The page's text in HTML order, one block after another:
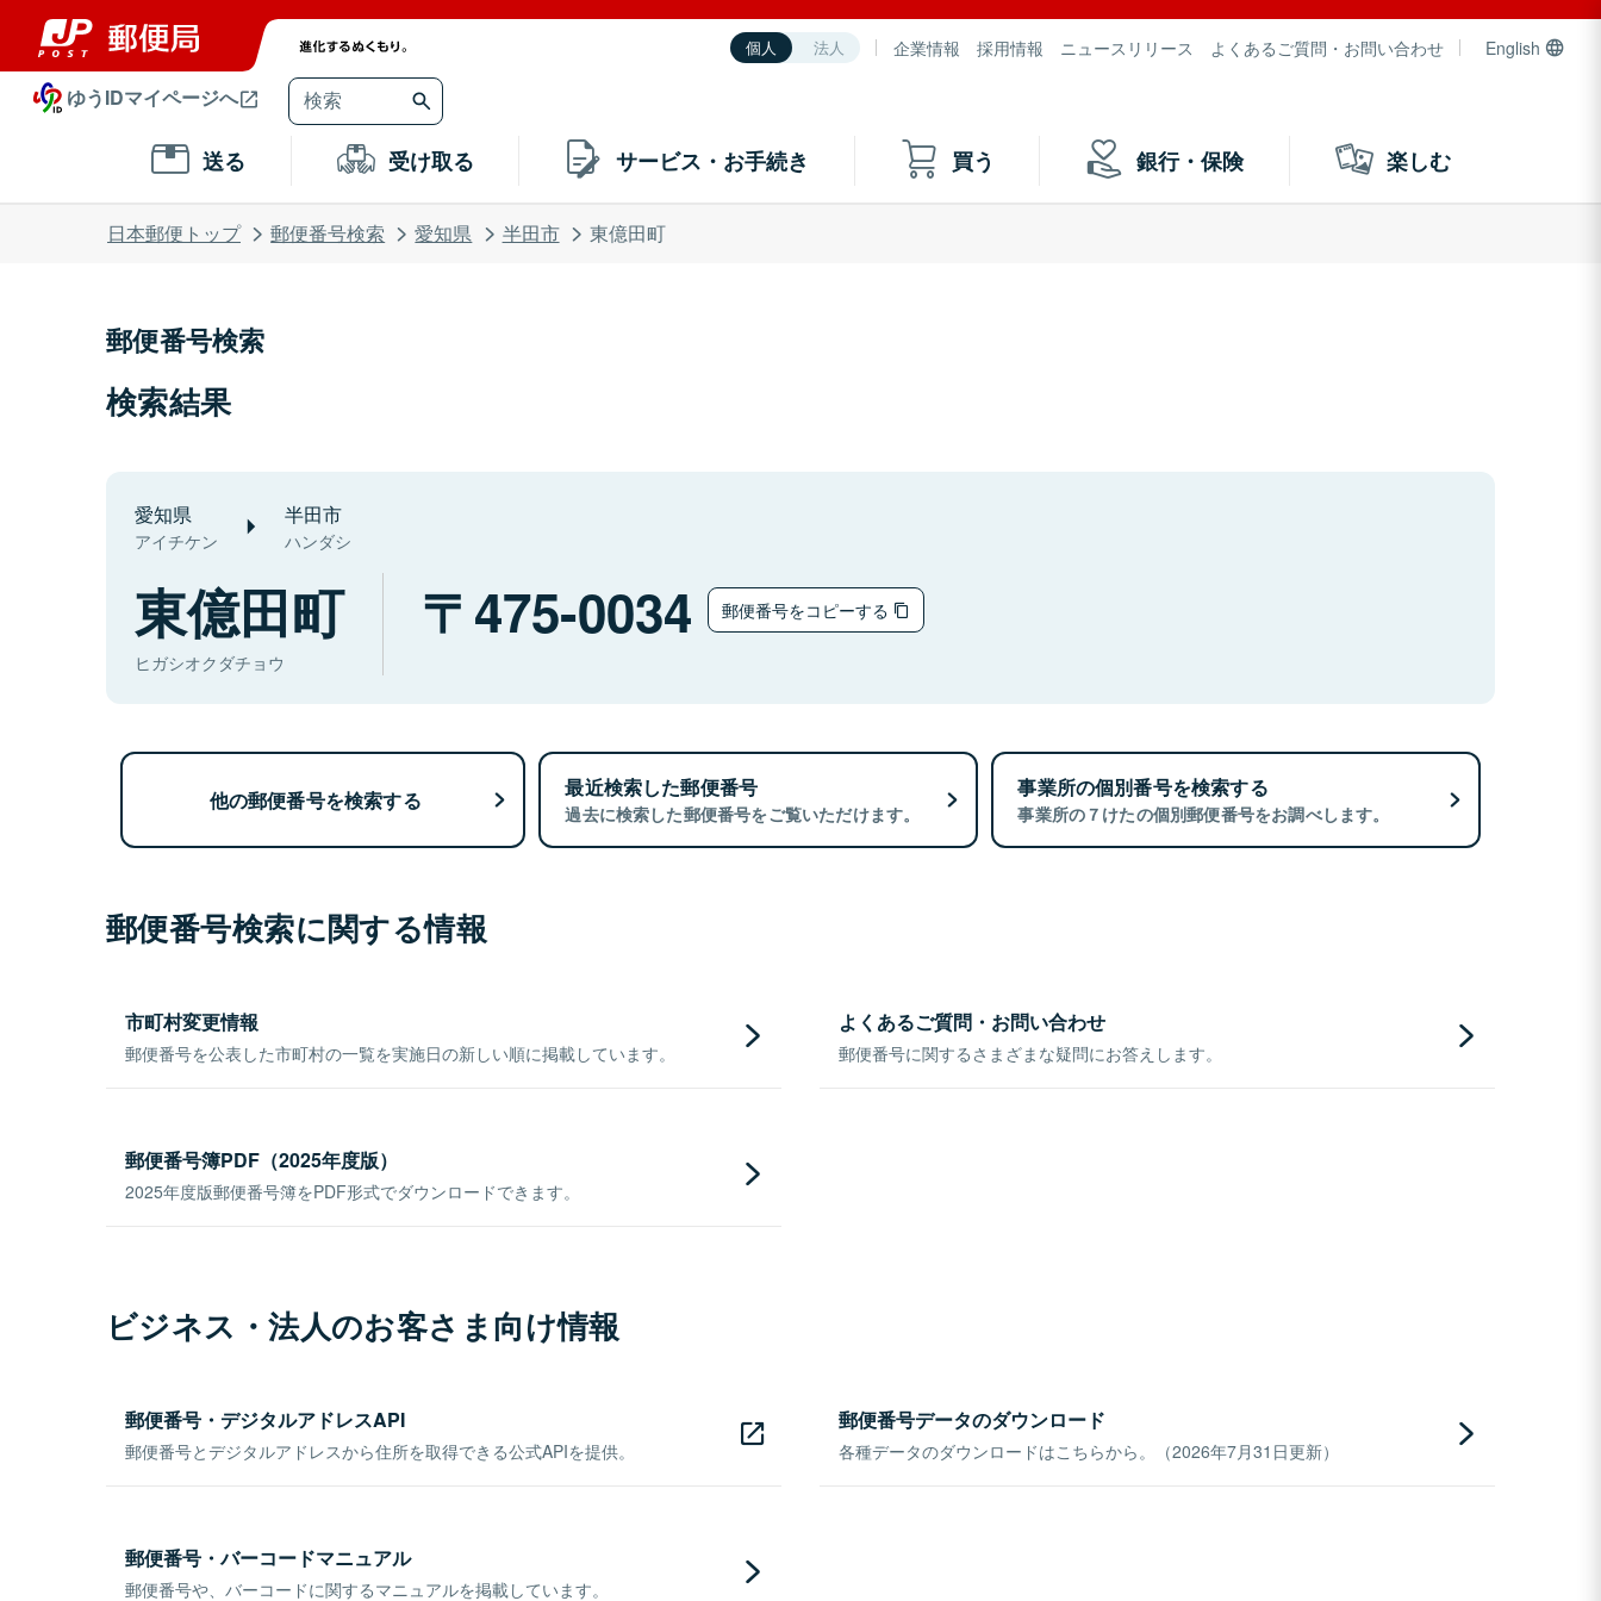
個人 法人 企業情報 採用情報 ニュースリリース よくあるご質問・お問い合わせ English
ゆうIDマイページへ
送る 受け取る サービス・お手続き 買う 銀行・保険 楽しむ
日本郵便トップ 郵便番号検索 愛知県 半田市 東億田町
郵便番号検索
検索結果
愛知県
アイチケン
半田市
ハンダシ
東億田町
ヒガシオクダチョウ
475-0034 郵便番号をコピーする
他の郵便番号を検索する 最近検索した郵便番号
過去に検索した郵便番号をご覧いただけます。
事業所の個別番号を検索する
事業所の７けたの個別郵便番号をお調べします。
郵便番号検索に関する情報
市町村変更情報
郵便番号を公表した市町村の一覧を実施日の新しい順に掲載しています。
よくあるご質問・お問い合わせ
郵便番号に関するさまざまな疑問にお答えします。
郵便番号簿PDF（2025年度版）
2025年度版郵便番号簿をPDF形式でダウンロードできます。
ビジネス・法人のお客さま向け情報
郵便番号・デジタルアドレスAPI
郵便番号とデジタルアドレスから住所を取得できる公式APIを提供。
郵便番号データのダウンロード
各種データのダウンロードはこちらから。（2026年7月31日更新）
郵便番号・バーコードマニュアル
郵便番号や、バーコードに関するマニュアルを掲載しています。